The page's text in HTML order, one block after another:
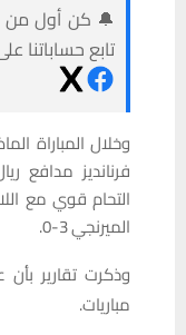
🔔 كن أول من
تابع
وخلال المباراة
فرنانديز مدافع
التحام قوي مع
الميرنجي 3-0.
مباريات.